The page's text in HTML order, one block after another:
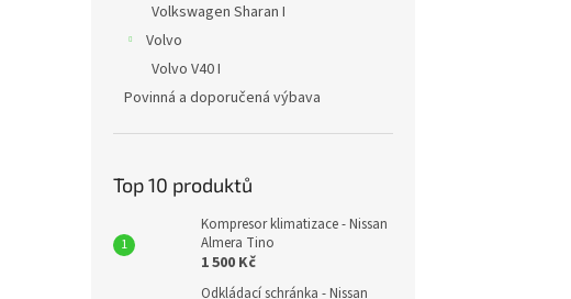
Volkswagen Sharan I
Volvo
Volvo V40 I
Povinná a doporučená výbava
Top 10 produktů
Kompresor klimatizace - Nissan
Almera Tino
1 500 Kč
Odkládací schránka - Nissan